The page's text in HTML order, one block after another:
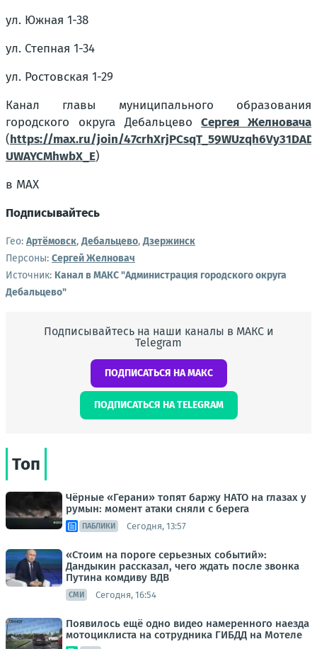
ул. Южная 1-38
ул. Степная 1-34
ул. Ростовская 1-29
Канал главы муниципального образования
городского округа ДебальцевоСергея Желновача
(https://max.ru/join/
UWAYCMhwbX_E)
в MAX
Подписывайтесь
Гео: Артёмовск,Дебальцево,Дзержинск
Персоны: Сергей Желновач
Источник: Канал в МАКС "Администрация городского округа
Дебальцево"
Подписывайтесь на наши каналы в МАКС и
Telegram
ПОДПИСАТЬСЯ НА МАКС
ПОДПИСАТЬСЯ НА TELEGRAM
Топ
Чёрные «Герани» топят баржу НАТО на глазах у
румын: момент атаки сняли с берега
ПАБЛИКИ Сегодня, 13:57
«Стоим на пороге серьезных событий»:
Дандыкин рассказал, чего ждать после звонка
Путина комдиву ВДВ
СМИ Сегодня, 16:54
Появилось ещё одно видео намеренного наезда
мотоциклиста на сотрудника ГИБДД на Мотеле